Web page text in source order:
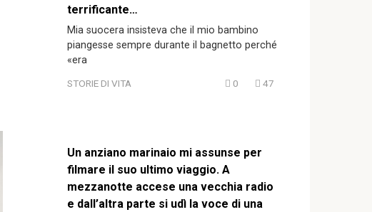
terrificante…
Mia suocera insisteva che il mio bambino
piangesse sempre durante il bagnetto perché
«era
STORIE DI VITA 0 47
Un anziano marinaio mi assunse per
filmare il suo ultimo viaggio. A
mezzanotte accese una vecchia radio
e dall’altra parte si udì la voce di una